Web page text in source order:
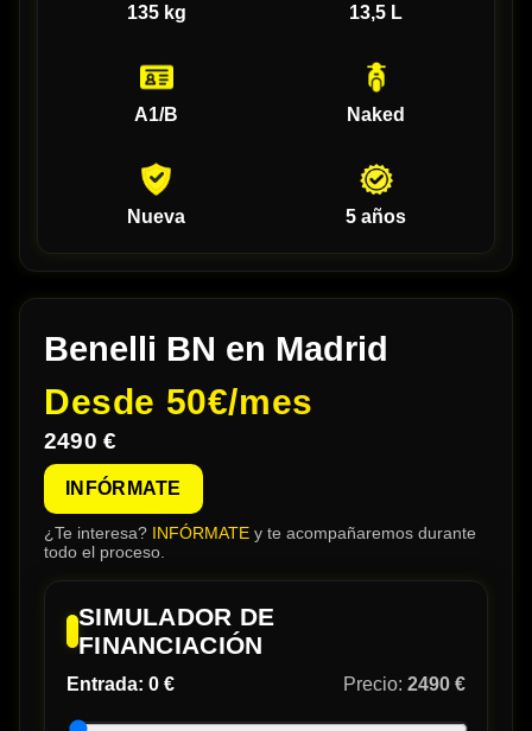
135 kg 13,5 L
A1/B Naked
Nueva 5 años
Benelli BN en Madrid
Desde 50€/mes
2490 €
INFÓRMATE
¿Te interesa? INFÓRMATE y te acompañaremos durante
todo el proceso.
SIMULADOR DE
FINANCIACIÓN
Entrada: 0 € Precio: 2490 €